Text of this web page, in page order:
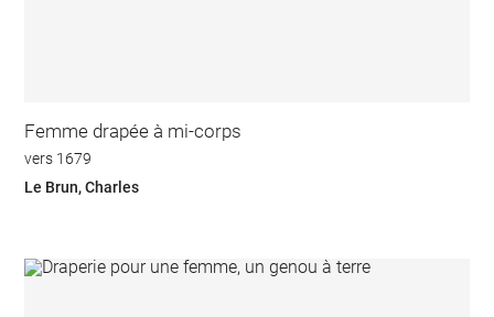
Femme drapée à mi-corps
vers 1679
Le Brun, Charles